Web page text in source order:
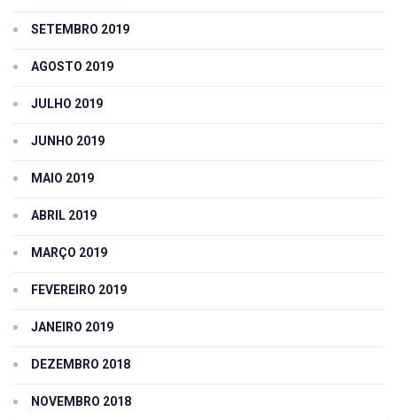
SETEMBRO 2019
AGOSTO 2019
JULHO 2019
JUNHO 2019
MAIO 2019
ABRIL 2019
MARÇO 2019
FEVEREIRO 2019
JANEIRO 2019
DEZEMBRO 2018
NOVEMBRO 2018